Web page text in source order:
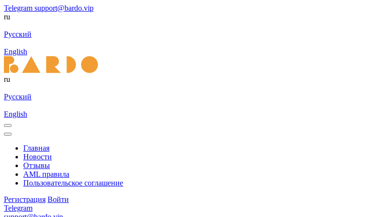
Telegram support@bardo.vip
ru
Русский
English
ru
Русский
English
Главная
Новости
Отзывы
AML правила
Пользовательское соглашение
Регистрация Войти
Telegram